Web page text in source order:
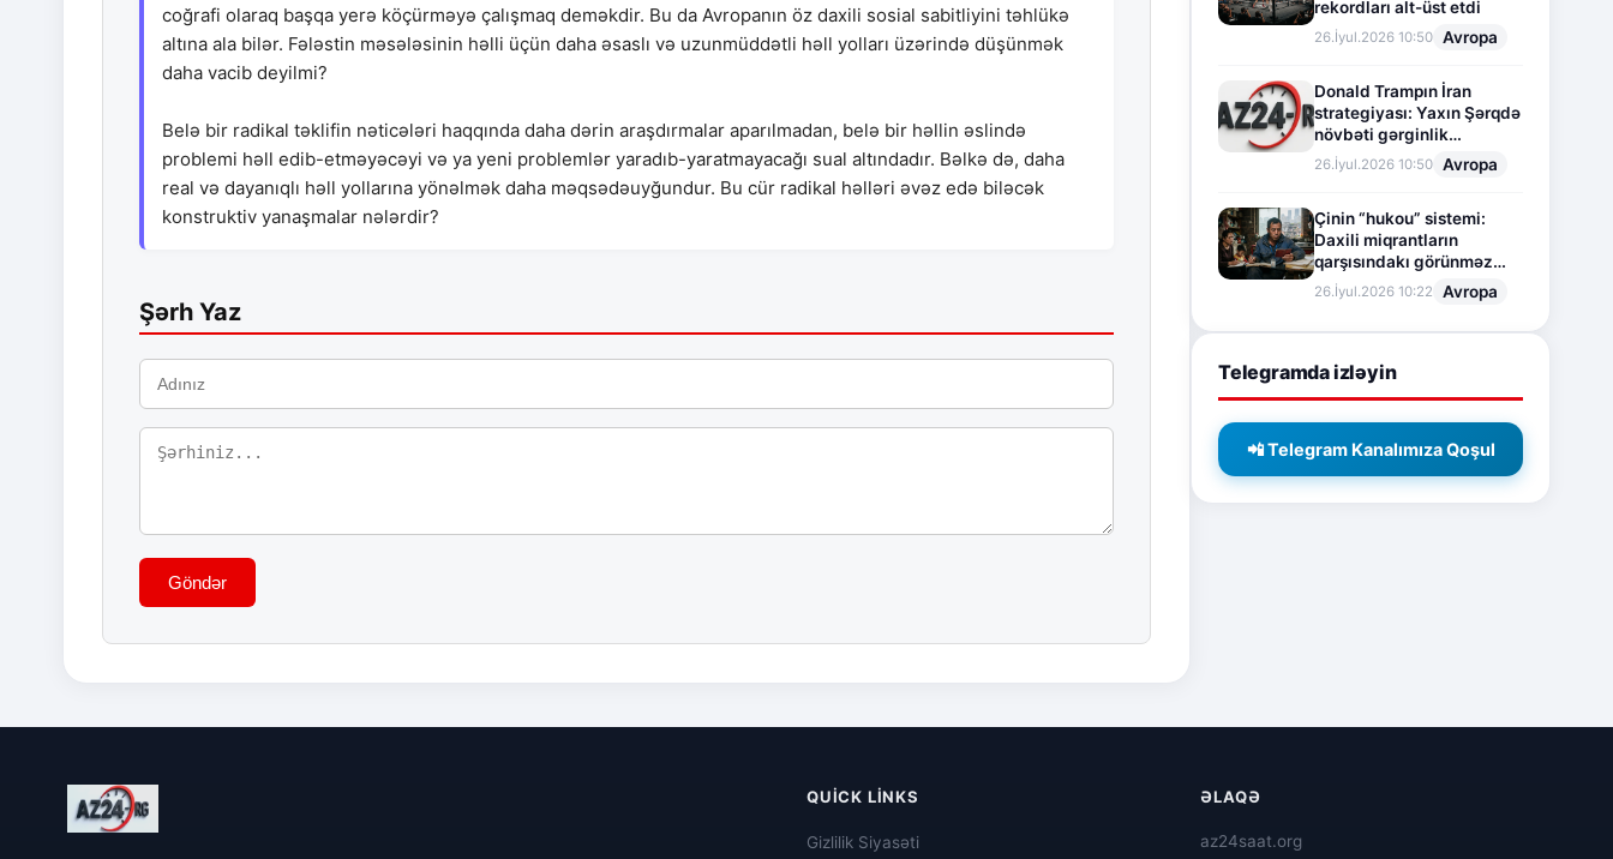
coğrafi olaraq başqa yerə köçürməyə çalışmaq deməkdir. Bu da Avropanın öz daxili sosial sabitliyini təhlükə
altına ala bilər. Fələstin məsələsinin həlli üçün daha əsaslı və uzunmüddətli həll yolları üzərində düşünmək
daha vacib deyilmi?
Belə bir radikal təklifin nəticələri haqqında daha dərin araşdırmalar aparılmadan, belə bir həllin əslində
problemi həll edib-etməyəcəyi və ya yeni problemlər yaradıb-yaratmayacağı sual altındadır. Bəlkə də, daha
real və dayanıqlı həll yollarına yönəlmək daha məqsədəuyğundur. Bu cür radikal həlləri əvəz edə biləcək
konstruktiv yanaşmalar nələrdir?
Şərh Yaz
Göndər
rekordları alt-üst etdi
26.İyul.2026 10:50 Avropa
Donald Trampın İran
strategiyası: Yaxın Şərqdə
növbəti gərginlik
mərhələsi
26.İyul.2026 10:50 Avropa
Çinin “hukou” sistemi:
Daxili miqrantların
qarşısındakı görünməz
sədd
26.İyul.2026 10:22 Avropa
Telegramda izləyin
📲 Telegram Kanalımıza Qoşul
QUICK LINKS
Gizlilik Siyasəti
ƏLAQƏ
az24saat.org